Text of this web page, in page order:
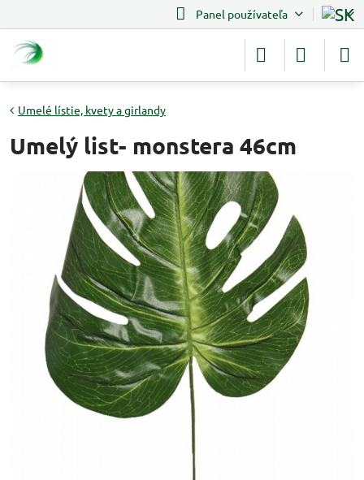
Panel používateľa
Umelé lístie, kvety a girlandy
Umelý list- monstera 46cm